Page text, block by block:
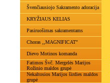
Švenčiausiojo Sakramento adoracija
KRYŽIAUS KELIAS
Pasiruošimas sakramentams
Choras ,,MAGNIFICAT"
Dievo Motinos komanda
Fatimos Švč. Mergelės Marijos
Rožinio maldos grupė
Nekaltosios Marijos širdies maldos
grupė